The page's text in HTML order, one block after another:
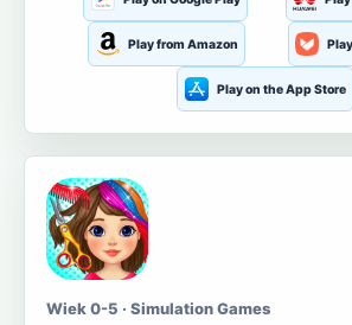
Play from Amazon
Play on the App Store
Wiek 0-5 · Simulation Games